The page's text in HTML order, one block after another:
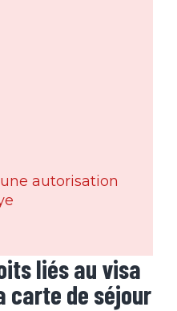
autorisation
liés au visa
carte de séjour